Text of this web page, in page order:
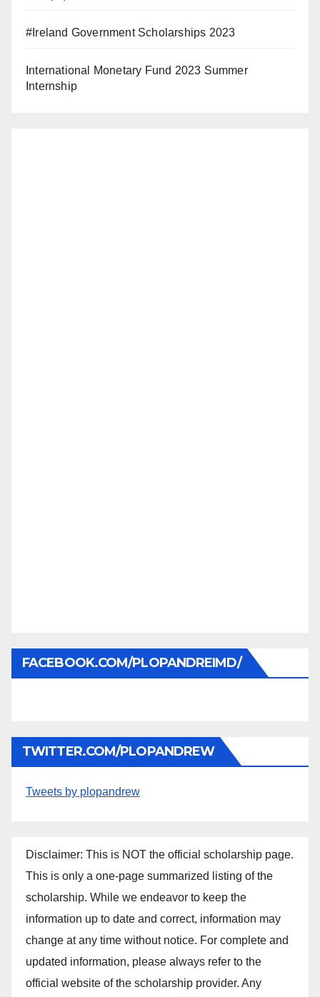
#Ireland Government Scholarships 2023
International Monetary Fund 2023 Summer
Internship
FACEBOOK.COM/PLOPANDREIMD/
TWITTER.COM/PLOPANDREW
Tweets by plopandrew
Disclaimer: This is NOT the official scholarship page.
This is only a one-page summarized listing of the
scholarship. While we endeavor to keep the
information up to date and correct, information may
change at any time without notice. For complete and
updated information, please always refer to the
official website of the scholarship provider. Any